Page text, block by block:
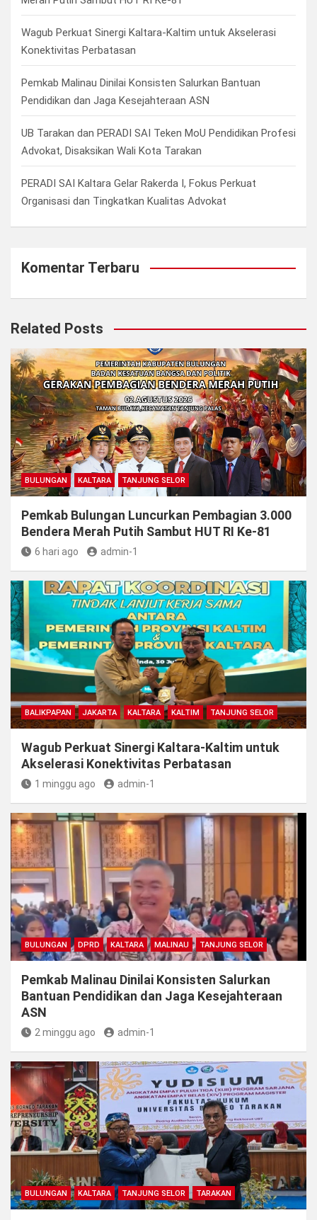
Wagub Perkuat Sinergi Kaltara-Kaltim untuk Akselerasi
Konektivitas Perbatasan
Pemkab Malinau Dinilai Konsisten Salurkan Bantuan
Pendidikan dan Jaga Kesejahteraan ASN
UB Tarakan dan PERADI SAI Teken MoU Pendidikan Profesi
Advokat, Disaksikan Wali Kota Tarakan
PERADI SAI Kaltara Gelar Rakerda I, Fokus Perkuat
Organisasi dan Tingkatkan Kualitas Advokat
Komentar Terbaru
Related Posts
BULUNGAN KALTARA TANJUNG SELOR
Pemkab Bulungan Luncurkan Pembagian 3.000
Bendera Merah Putih Sambut HUT RI Ke-81
6 hari ago admin-1
BALIKPAPAN JAKARTA KALTARA KALTIM TANJUNG SELOR
Wagub Perkuat Sinergi Kaltara-Kaltim untuk
Akselerasi Konektivitas Perbatasan
1 minggu ago admin-1
BULUNGAN DPRD KALTARA MALINAU TANJUNG SELOR
Pemkab Malinau Dinilai Konsisten Salurkan
Bantuan Pendidikan dan Jaga Kesejahteraan
ASN
2 minggu ago admin-1
BULUNGAN KALTARA TANJUNG SELOR TARAKAN